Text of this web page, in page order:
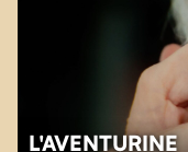
L'AVENTURINE